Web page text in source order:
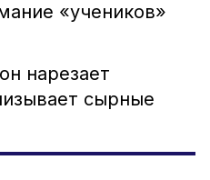
«учеников»
нарезает
сырные